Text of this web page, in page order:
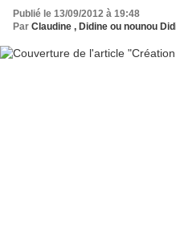
Publié le 13/09/2012 à 19:48
Par Claudine , Didine ou nounou